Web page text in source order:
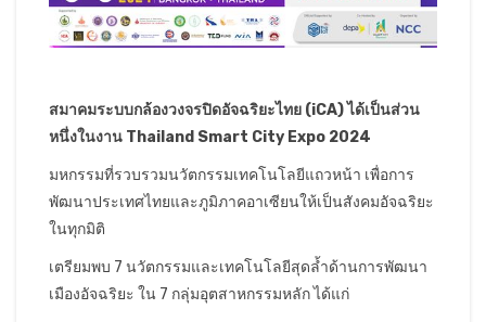
สมาคมระบบกล้องวงจรปิดอัจฉริยะไทย (iCA)ได้เป็นส่วน
หนึ่งในงาน Thailand Smart City Expo 2024
มหกรรมที่รวบรวมนวัตกรรมเทคโนโลยีแถวหน้า เพื่อการ
พัฒนาประเทศไทยและภูมิภาคอาเซียนให้เป็นสังคมอัจฉริยะ
ในทุกมิติ
เตรียมพบ 7 นวัตกรรมและเทคโนโลยีสุดล้ำด้านการพัฒนา
เมืองอัจฉริยะ ใน 7 กลุ่มอุตสาหกรรมหลัก ได้แก่